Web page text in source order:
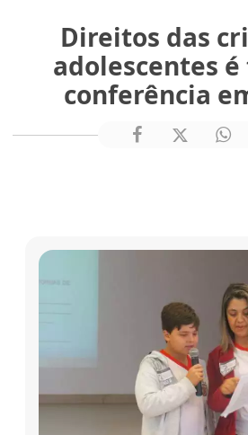
Direitos das
adolescentes
conferência